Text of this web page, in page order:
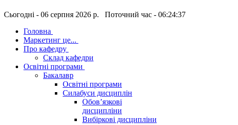
Сьогодні - 06 серпня 2026 р. Поточний час - 06:24:38
Головна
Маркетинг це...
Про кафедру
Склад кафедри
Освітні програми
Бакалавр
Освітні програми
Силабуси дисциплін
Обов’язкові
дисципліни
Вибіркові дисципліни